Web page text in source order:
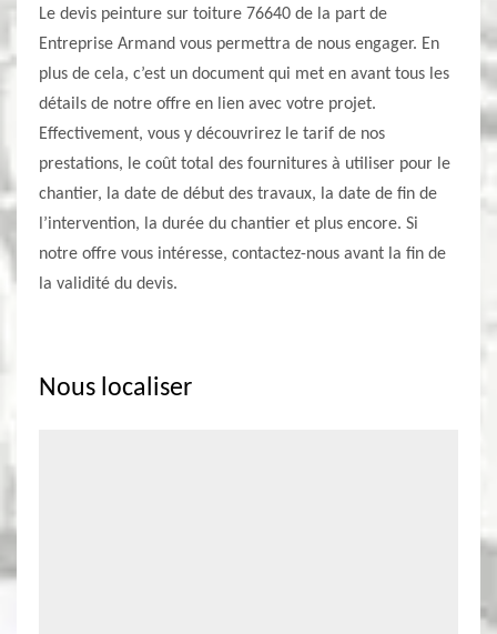
Le devis peinture sur toiture 76640 de la part de
Entreprise Armand vous permettra de nous engager. En
plus de cela, c’est un document qui met en avant tous les
détails de notre offre en lien avec votre projet.
Effectivement, vous y découvrirez le tarif de nos
prestations, le coût total des fournitures à utiliser pour le
chantier, la date de début des travaux, la date de fin de
l’intervention, la durée du chantier et plus encore. Si
notre offre vous intéresse, contactez-nous avant la fin de
la validité du devis.
Nous localiser